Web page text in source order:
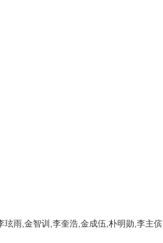
雨,金智训,李奎浩,金成伍,朴明勋,李主傧